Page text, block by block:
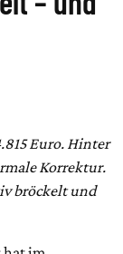
Euro. Hinter
Korrektur.
bröckelt und